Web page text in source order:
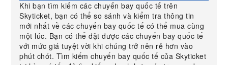
Khi bạn tìm kiếm các chuyến bay quốc tế trên
Skyticket, bạn có thể so sánh và kiểm tra thông tin
mới nhất về các chuyến bay quốc tế có thể mua cùng
một lúc. Bạn có thể đặt được các chuyến bay quốc tế
với mức giá tuyệt vời khi chúng trở nên rẻ hơn vào
phút chót. Tìm kiếm chuyến bay quốc tế của Skyticket